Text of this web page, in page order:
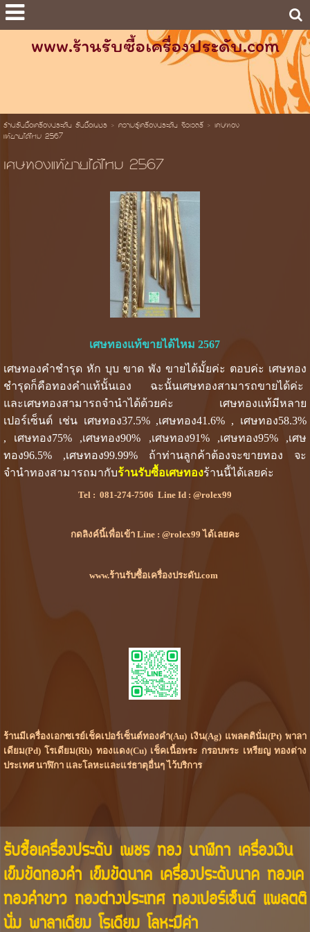
www.ร้านรับซื้อเครื่องประดับ.com
ร้านรับซื้อเครื่องประดับ รับซื้อเพชร> ความรู้เครื่องประดับ จิวเวลรี่> เศษทอง
แท้ขายได้ไหม 2567
เศษทองแท้ขายได้ไหม 2567
เศษทองแท้ขายได้ไหม 2567
เศษทองคำชำรุด หัก บุบ ขาด พัง ขายได้มั้ยค่ะ ตอบค่ะ เศษทอง
ชำรุดก็คือทองคำแท้นั้นเอง ฉะนั้นเศษทองสามารถขายได้ค่ะ
และเศษทองสามารถจำนำได้ด้วยค่ะ เศษทองแท้มีหลาย
เปอร์เซ็นต์ เช่น เศษทอง37.5% ,เศษทอง41.6% , เศษทอง58.3%
, เศษทอง75% ,เศษทอง90% ,เศษทอง91% ,เศษทอง95% ,เศษ
ทอง96.5% ,เศษทอง99.99% ถ้าท่านลูกค้าต้องจะขายทอง จะ
จำนำทองสามารถมากับร้านรับซื้อเศษทองร้านนี้ได้เลยค่ะ
Tel : 081-274-7506 Line Id : @rolex99
กดลิงค์นี้เพื่อเข้า Line : @rolex99 ได้เลยคะ
www.ร้านรับซื้อเครื่องประดับ.com
ร้านมีเครื่องเอกซเรย์เช็คเปอร์เซ็นต์ทองคำ(Au) เงิน(Ag) แพลตตินั่ม(Pt) พาลา
เดียม(Pd) โรเดียม(Rh) ทองแดง(Cu) เช็คเนื้อพระ กรอบพระ เหรียญ ทองต่าง
ประเทศ นาฬิกา และโลหะและแร่ธาตุอื่นๆ ไว้บริการ
รับซื้อเครื่องประดับ เพชร ทอง นาฬิกา เครื่องเงิน
เข็มขัดทองคำ เข็มขัดนาค เครื่องประดับนาค ทองเค
ทองคำขาว ทองต่างประเทศ ทองเปอร์เซ็นต์ แพลตติ
นั่ม พาลาเดียม โรเดียม โลหะมีค่า